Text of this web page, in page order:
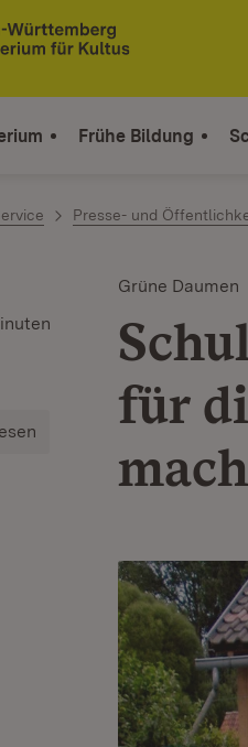
Frühe Bildung
Presse- und
Grüne Daumen
für